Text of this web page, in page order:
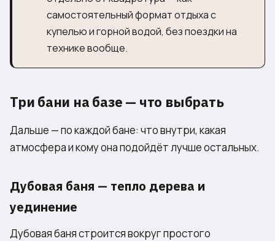
самостоятельный формат отдыха с
купелью и горной водой, без поездки на
технике вообще.
Три бани на базе — что выбрать
Дальше — по каждой бане: что внутри, какая
атмосфера и кому она подойдёт лучше остальных.
Дубовая баня — тепло дерева и
уединение
Дубовая баня строится вокруг простого